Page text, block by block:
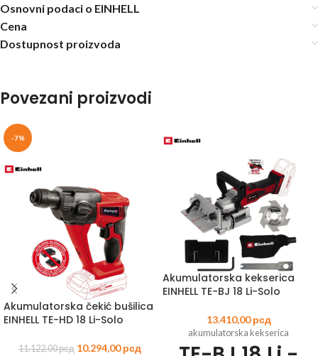
Osnovni podaci o EINHELL
Cena
Dostupnost proizvoda
Povezani proizvodi
-7%
Akumulatorska čekić bušilica
EINHELL TE-HD 18 Li-Solo
11.122,00рсд 10.294,00рсд
Akumulatorska kekserica
EINHELL TE-BJ 18 Li-Solo
13.410,00рсд
akumulatorska kekserica